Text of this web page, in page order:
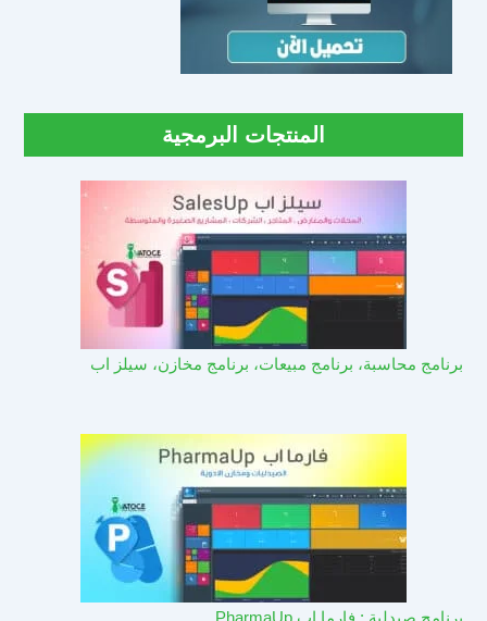
المنتجات البرمجية
برنامج محاسبة، برنامج مبيعات، برنامج مخازن، سيلز اب